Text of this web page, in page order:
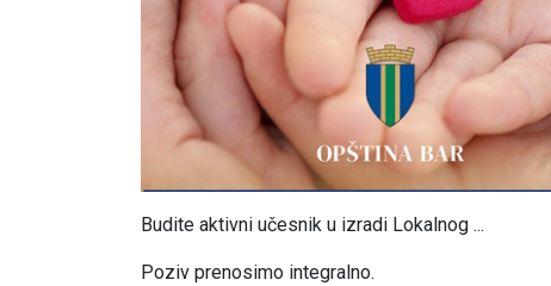
Budite aktivni učesnik u izradi Lokalnog ...
Poziv prenosimo integralno.